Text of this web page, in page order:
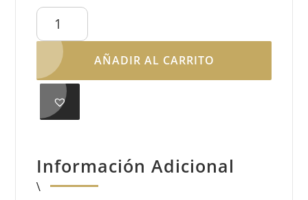
Pimientos
Piquillo
entreverado
primera
cantidad
AÑADIR AL CARRITO
Información Adicional